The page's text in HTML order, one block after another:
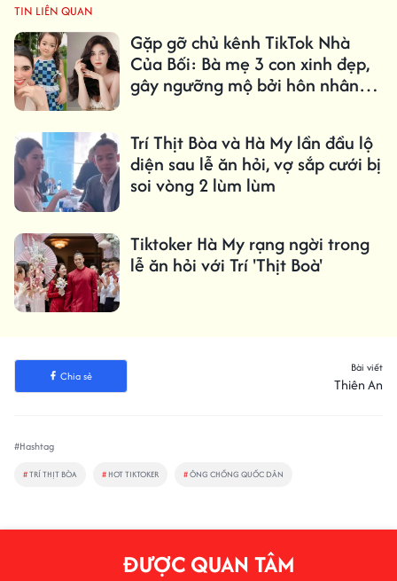
TIN LIÊN QUAN
Gặp gỡ chủ kênh TikTok Nhà
Của Bối: Bà mẹ 3 con xinh đẹp,
gây ngưỡng mộ bởi hôn nhân
Trí Thịt Bòa và Hà My lần đầu lộ
diện sau lễ ăn hỏi, vợ sắp cưới bị
soi vòng 2 lùm lùm
Tiktoker Hà My rạng ngời trong
lễ ăn hỏi với Trí 'Thịt Boà'
Chia sẻ
Bài viết
Thiên An
#Hashtag
#TRÍ THỊT BÒA # HOT TIKTOKER #ÔNG CHỒNG QUỐC DÂN
ĐƯỢC QUAN TÂM